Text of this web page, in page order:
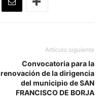
Artículo siguiente
Convocatoria para la
renovación de la dirigencia
del municipio de SAN
FRANCISCO DE BORJA